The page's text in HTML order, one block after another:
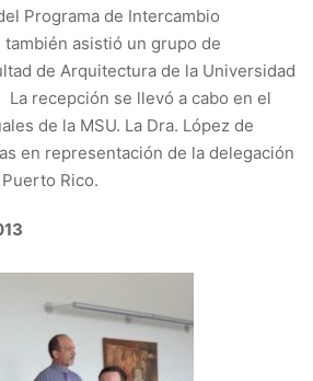
Programa de Intercambio
también asistió un grupo de
de Arquitectura de la Universidad
La recepción se llevó a cabo en el
de la MSU. La Dra. López de
en representación de la delegación
Rico.